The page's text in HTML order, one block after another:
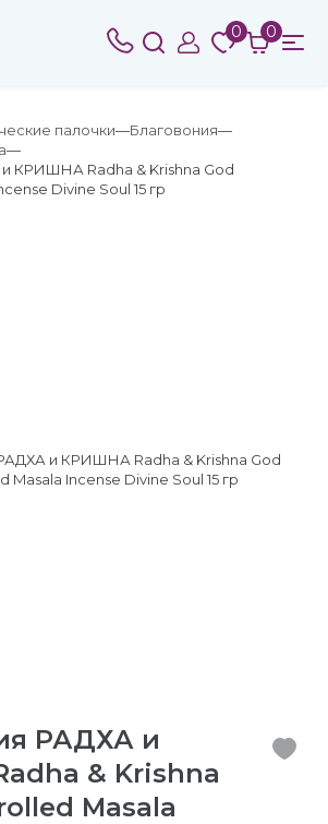
0 0
палочки
Благовония
КРИШНА Radha & Krishna God
Divine Soul 15 гр
РАДХА и
& Krishna
Masala